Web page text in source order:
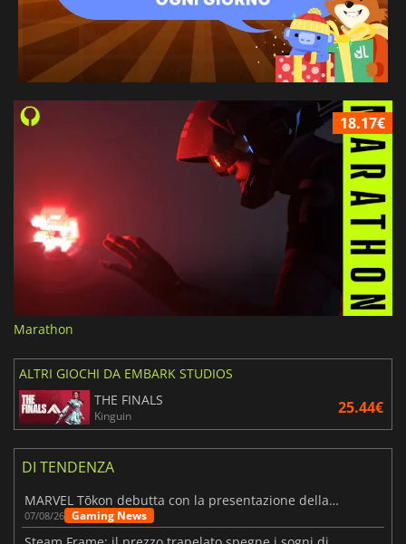
18.17€
Marathon
ALTRI GIOCHI DA EMBARK STUDIOS
THE FINALS
Kinguin 25.44€
DI TENDENZA
MARVEL Tōkon debutta con la presentazione della roadmap per il primo anno
07/08/26 Gaming News